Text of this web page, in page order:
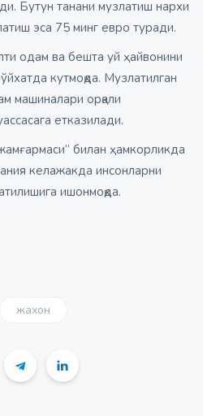
Бутун танани музлатиш нархи
эса 75 минг евро туради.
одам ва бешта уй ҳайвонини
кутмоқда. Музлатилган
машиналари орқали
етказилади.
билан ҳамкорликда
келажакда инсонларни
ишонмоқда.
жахон